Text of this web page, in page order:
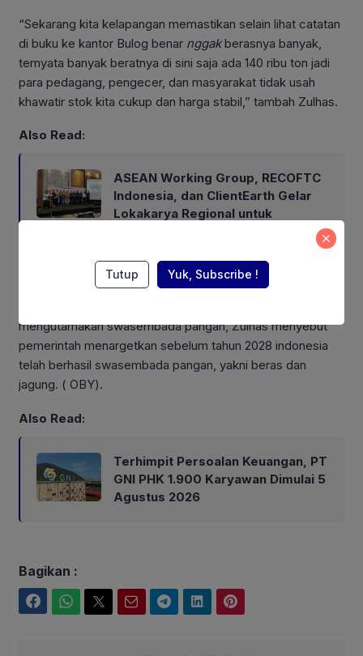
“Sekarang kita kelapangan memastikan selain lihat catatan
di buku ke kantor Bulog benar nggakberasnya banyak,
ternyata banyak beratnya di sini saja ada 140 ribu ton jadi
para pedagang, pengecer, dan masyarakat tidak usah
khawatir stok kita cukup dan harga stabil,” tambah Zulhas.
Also Read:
ASEAN Working Group, RECOFTC
Indonesia, dan ClientEarth Gelar
Lokakarya Regional untuk
mengutamakan swasembada pangan, Zulhas menyebut
pemerintah menargetkan sebelum tahun 2028 indonesia
telah berhasil swasembada pangan, yakni beras dan
jagung. ( OBY).
Also Read:
Terhimpit Persoalan Keuangan, PT
GNI PHK 1.900 Karyawan Dimulai 5
Agustus 2026
Bagikan :
Tutup Yuk, Subscribe !